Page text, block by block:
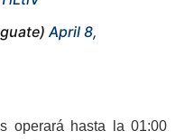
April 8,
operará hasta la 01:00